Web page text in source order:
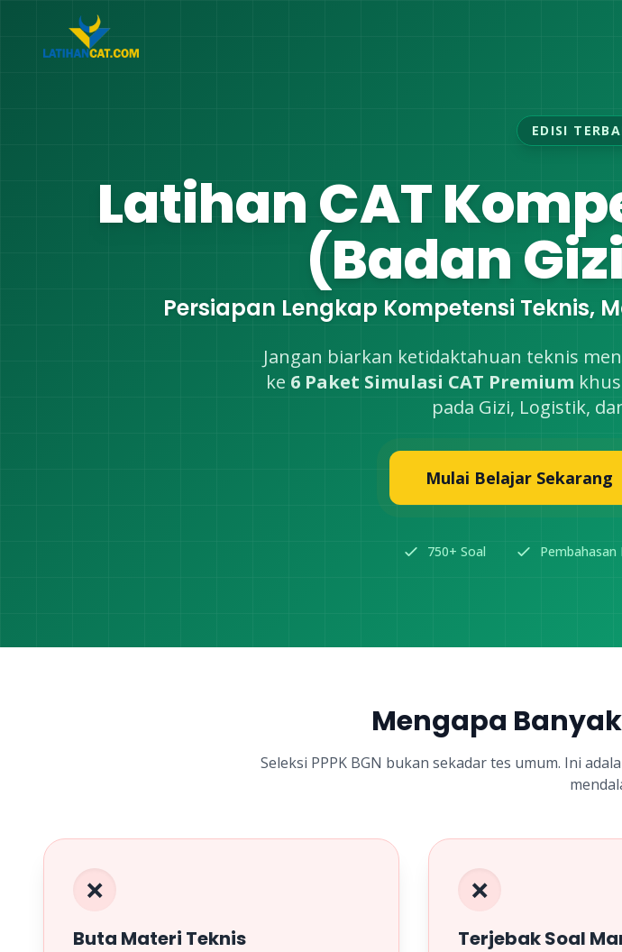
konten
EDISI
Latihan CAT
(Badan
Persiapan Lengkap Kompetensi Teknis,
Jangan biarkan ketidaktahuan teknis
ke 6 Paket Simulasi CAT Premium
pada Gizi, Logistik,
Mulai Belajar Sekarang
750+ Soal Pembahasan
Mengapa
Seleksi PPPK BGN bukan sekadar tes umum. Ini
❌
Buta Materi Teknis
❌
Terjebak Soal